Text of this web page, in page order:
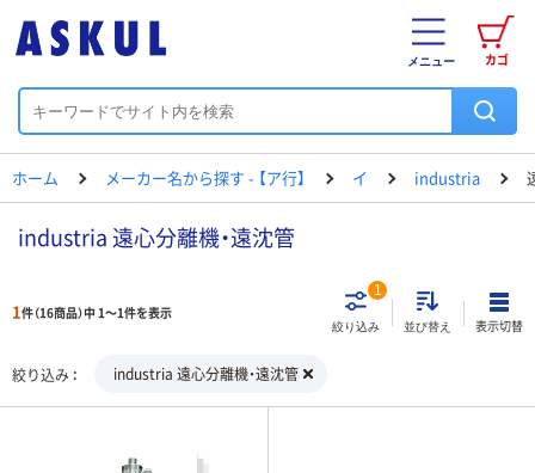
カゴ
メニュー
ホーム メーカー名から探す - 【ア行】 イ industria
industria 遠心分離機・遠沈管
1件（16商品）中 1～1件を表示
絞り込み
1
並び替え 表示切替
絞り込み industria 遠心分離機・遠沈管